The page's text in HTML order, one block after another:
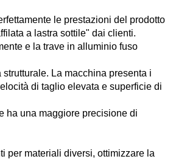
le prestazioni del prodotto
a lastra sottile" dai clienti.
e la trave in alluminio fuso
La macchina presenta i
di taglio elevata e superficie di
ha una maggiore precisione di
per materiali diversi, ottimizzare la